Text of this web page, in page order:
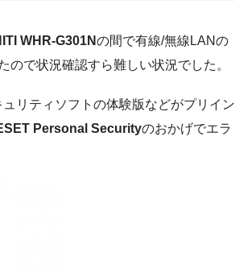
WHR-G301Nの間で有線/無線LANの
で状況確認すら難しい状況でした。
リティソフトの体験版などがプリイン
Personal Securityのおかげでエラ